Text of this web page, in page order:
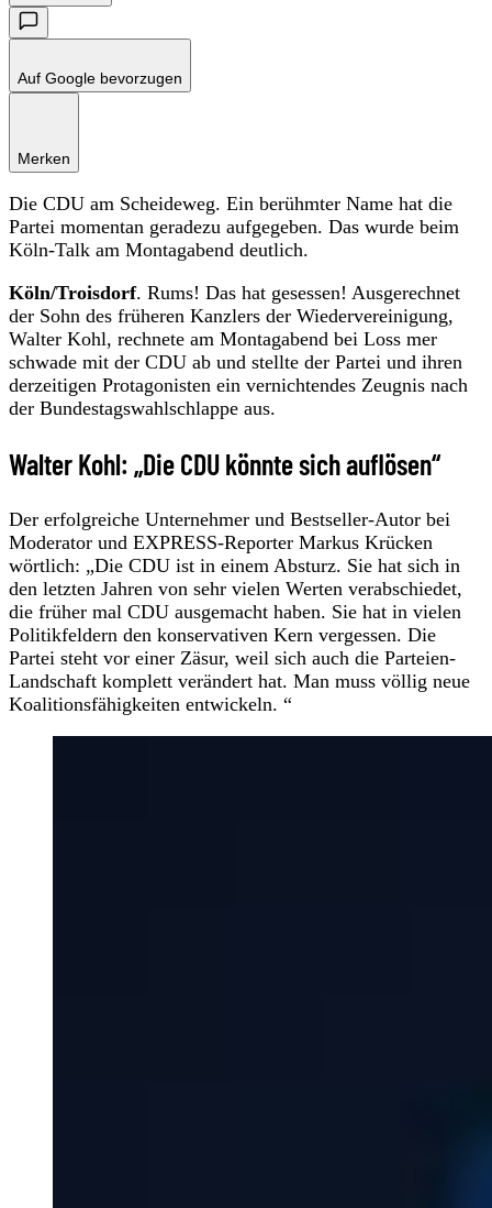
Auf Google bevorzugen
Merken
Die CDU am Scheideweg. Ein berühmter Name hat die
Partei momentan geradezu aufgegeben. Das wurde beim
Köln-Talk am Montagabend deutlich.
Köln/Troisdorf. Rums! Das hat gesessen! Ausgerechnet
der Sohn des früheren Kanzlers der Wiedervereinigung,
Walter Kohl, rechnete am Montagabend bei Loss mer
schwade mit der CDU ab und stellte der Partei und ihren
derzeitigen Protagonisten ein vernichtendes Zeugnis nach
der Bundestagswahlschlappe aus.
Walter Kohl: „Die CDU könnte sich auflösen“
Der erfolgreiche Unternehmer und Bestseller-Autor bei
Moderator und EXPRESS-Reporter Markus Krücken
wörtlich: „Die CDU ist in einem Absturz. Sie hat sich in
den letzten Jahren von sehr vielen Werten verabschiedet,
die früher mal CDU ausgemacht haben. Sie hat in vielen
Politikfeldern den konservativen Kern vergessen. Die
Partei steht vor einer Zäsur, weil sich auch die Parteien-
Landschaft komplett verändert hat. Man muss völlig neue
Koalitionsfähigkeiten entwickeln. “